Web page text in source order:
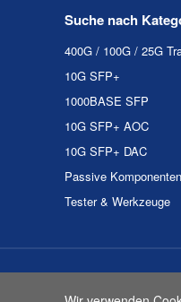
Suche nach
400G / 100G / 25G
10G SFP+
1000BASE SFP
10G SFP+ AOC
10G SFP+ DAC
Passive Komponenten
Tester & Werkzeuge